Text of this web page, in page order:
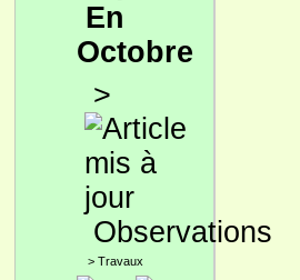
En
Octobre
>
Observations
> Travaux